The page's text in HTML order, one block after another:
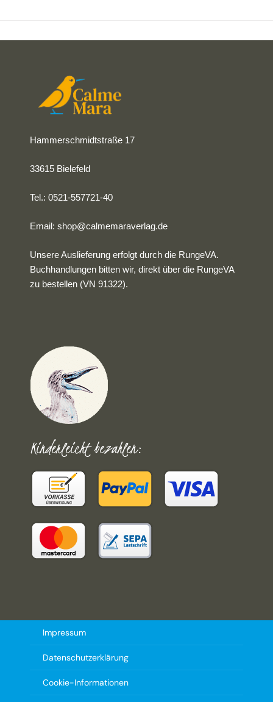
Hammerschmidtstraße 17
33615 Bielefeld
Tel.: 0521-557721-40
Email:shop@calmemaraverlag.de
Unsere Auslieferung erfolgt durch die RungeVA.
Buchhandlungen bitten wir, direkt über die RungeVA
zu bestellen (VN 91322).
Kinderleicht bezahlen:
Impressum
Datenschutzerklärung
Cookie-Informationen